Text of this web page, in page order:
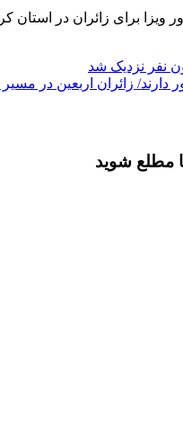
نفر نزدیک شد
زائران اربعین در
مطلع شوید